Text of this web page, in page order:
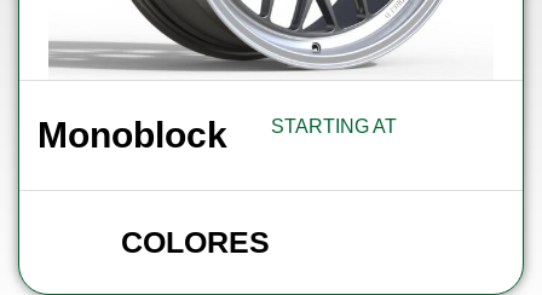
Monoblock STARTING AT
COLORES